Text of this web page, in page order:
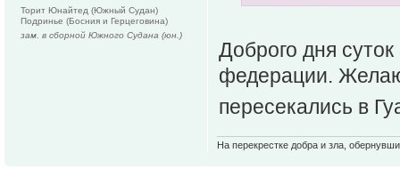
Доброго дня
федерации.
пересекались в
На перекрестке добра и зла,
Торит Юнайтед (Южный Судан)
Подринье (Босния и Герцеговина)
зам. в сборной Южного Судана (юн.)